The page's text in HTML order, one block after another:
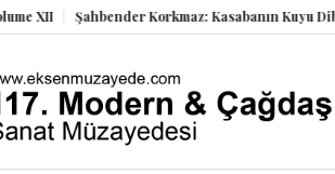
Şahbender Korkmaz: Kasabanın Kuyu Dibinden